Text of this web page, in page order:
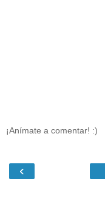
¡Anímate a comentar! :)
‹